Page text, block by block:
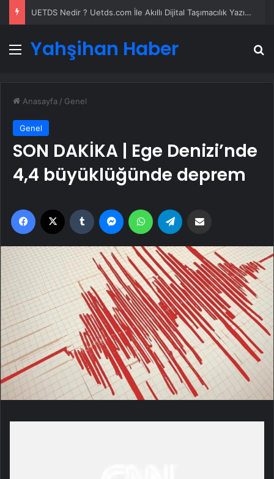
UETDS Nedir ? Uetds.com İle Akıllı Dijital Taşımacılık Yazılımı
Menü
Yahşihan Haber
Anasayfa / Genel
Genel
SON DAKİKA | Ege Denizi’nde
4,4 büyüklüğünde deprem
Facebook Tumblr MessengerWhatsApp